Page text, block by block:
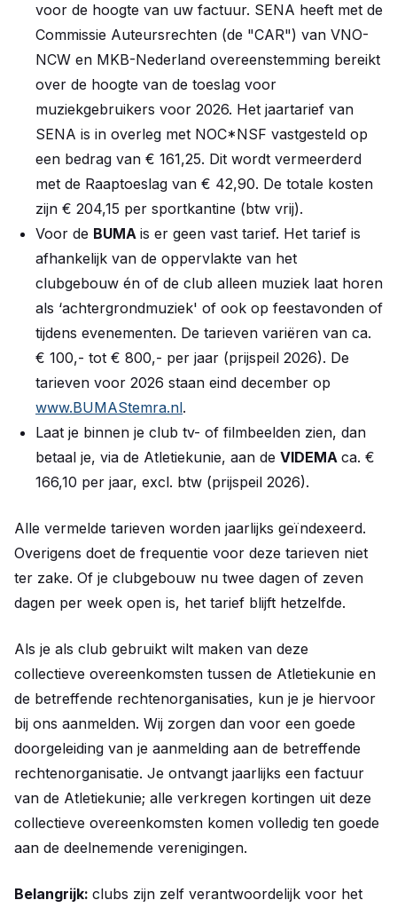
voor de hoogte van uw factuur. SENA heeft met de
Commissie Auteursrechten (de "CAR") van VNO-
NCW en MKB-Nederland overeenstemming bereikt
over de hoogte van de toeslag voor
muziekgebruikers voor 2026. Het jaartarief van
SENA is in overleg met NOC*NSF vastgesteld op
een bedrag van € 161,25. Dit wordt vermeerderd
met de Raaptoeslag van € 42,90. De totale kosten
zijn € 204,15 per sportkantine (btw vrij).
Voor de BUMA is er geen vast tarief. Het tarief is
afhankelijk van de oppervlakte van het
clubgebouw én of de club alleen muziek laat horen
als ‘achtergrondmuziek' of ook op feestavonden of
tijdens evenementen. De tarieven variëren van ca.
€ 100,- tot € 800,- per jaar (prijspeil 2026). De
tarieven voor 2026 staan eind december op
www.BUMAStemra.nl.
Laat je binnen je club tv- of filmbeelden zien, dan
betaal je, via de Atletiekunie, aan de VIDEMA ca. €
166,10 per jaar, excl. btw (prijspeil 2026).
Alle vermelde tarieven worden jaarlijks geïndexeerd.
Overigens doet de frequentie voor deze tarieven niet
ter zake. Of je clubgebouw nu twee dagen of zeven
dagen per week open is, het tarief blijft hetzelfde.
Als je als club gebruikt wilt maken van deze
collectieve overeenkomsten tussen de Atletiekunie en
de betreffende rechtenorganisaties, kun je je hiervoor
bij ons aanmelden. Wij zorgen dan voor een goede
doorgeleiding van je aanmelding aan de betreffende
rechtenorganisatie. Je ontvangt jaarlijks een factuur
van de Atletiekunie; alle verkregen kortingen uit deze
collectieve overeenkomsten komen volledig ten goede
aan de deelnemende verenigingen.
Belangrijk: clubs zijn zelf verantwoordelijk voor het